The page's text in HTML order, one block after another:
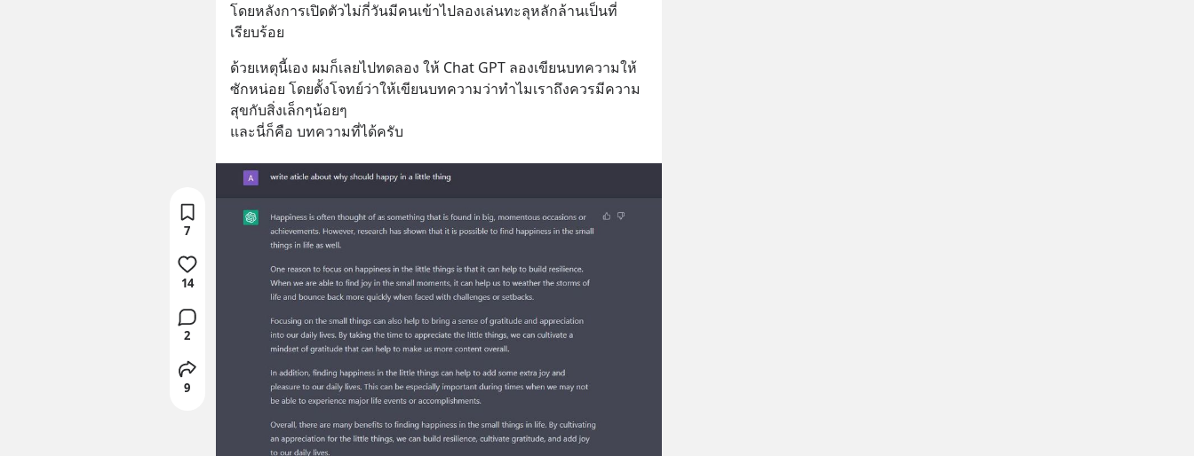
โดยหลังการเปิดตัวไม่กี่วันมีคนเข้าไปลองเล่นทะลุหลักล้านเป็นที่
เรียบร้อย
ด้วยเหตุนี้เอง ผมก็เลยไปทดลอง ให้ Chat GPT ลองเขียนบทความให้
ซักหน่อย โดยตั้งโจทย์ว่าให้เขียนบทความว่าทำไมเราถึงควรมีความ
สุขกับสิ่งเล็กๆน้อยๆ
และนี่ก็คือ บทความที่ได้ครับ
7
14
2
9